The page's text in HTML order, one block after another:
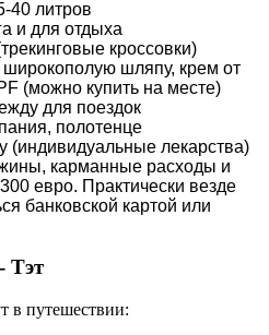
40 литров
и для отдыха
кроссовки)
шляпу, крем от
(можно купить на месте)
для поездок
полотенце
(индивидуальные лекарства)
карманные расходы и
евро. Практически везде
банковской картой или
Тэт
в путешествии: